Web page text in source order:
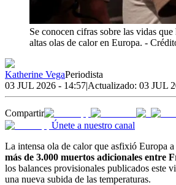
Se conocen cifras sobre las vidas
altas olas de calor en Europa. -
Katherine VegaPeriodista
03 JUL 2026 - 14:57|Actualizado: 03 JUL
Compartir
Únete a nuestro canal
La intensa ola de calor que asfixió Europa
más de 3.000 muertos adicionales entre
los balances provisionales publicados este
una nueva subida de las temperaturas.